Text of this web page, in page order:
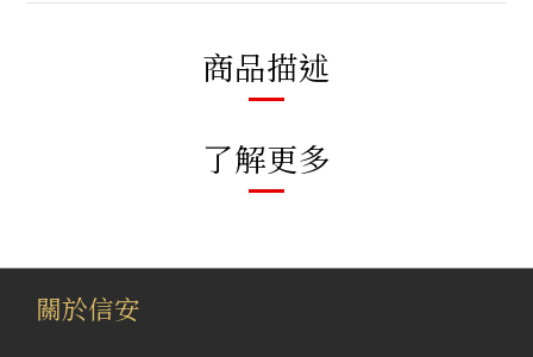
商品描述
了解更多
關於信安